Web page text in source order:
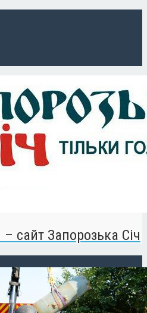
сайт Запорозька Січ